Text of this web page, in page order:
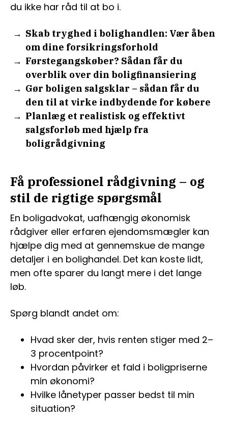
du ikke har råd til at bo i.
Skab tryghed i bolighandlen: Vær åben
om dine forsikringsforhold
Førstegangskøber? Sådan får du
overblik over din boligfinansiering
Gør boligen salgsklar – sådan får du
den til at virke indbydende for købere
Planlæg et realistisk og effektivt
salgsforløb med hjælp fra
boligrådgivning
Få professionel rådgivning – og
stil de rigtige spørgsmål
En boligadvokat, uafhængig økonomisk
rådgiver eller erfaren ejendomsmægler kan
hjælpe dig med at gennemskue de mange
detaljer i en bolighandel. Det kan koste lidt,
men ofte sparer du langt mere i det lange
løb.
Spørg blandt andet om:
Hvad sker der, hvis renten stiger med 2–
3 procentpoint?
Hvordan påvirker et fald i boligpriserne
min økonomi?
Hvilke lånetyper passer bedst til min
situation?